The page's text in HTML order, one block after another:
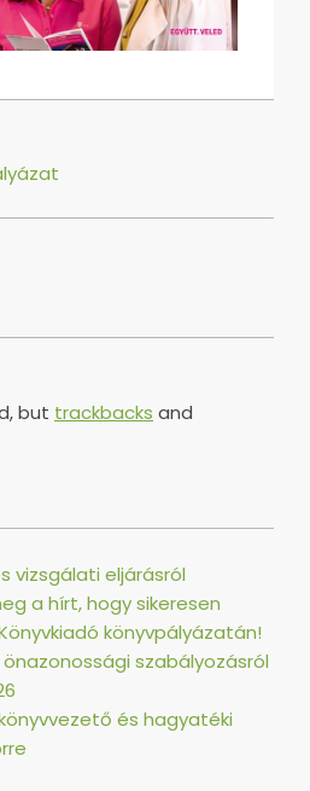
but trackbacks and
vizsgálati eljárásról
a hírt, hogy sikeresen
könyvpályázatán!
szabályozásról
és hagyatéki